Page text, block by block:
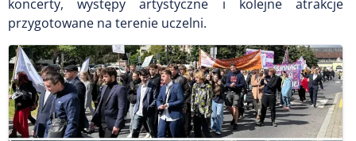
koncerty, występy artystyczne i kolejne atrakcje
przygotowane na terenie uczelni.